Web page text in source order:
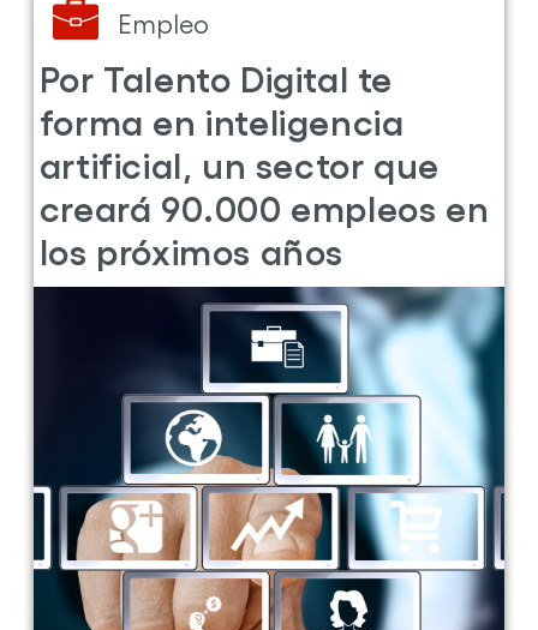
de
Talento
Digital
animan
a
formarse
en
tecnológico
Empleo
Por Talento Digital te
forma en inteligencia
artificial, un sector que
creará 90.000 empleos en
los próximos años